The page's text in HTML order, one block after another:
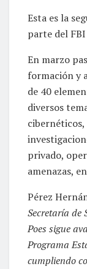
Esta es la
parte del
En marzo
formación y
de 40
diversos
cibernéticos,
privado,
amenazas,
Pérez
Secretaría de
Poes sigue
Programa
cumpliendo